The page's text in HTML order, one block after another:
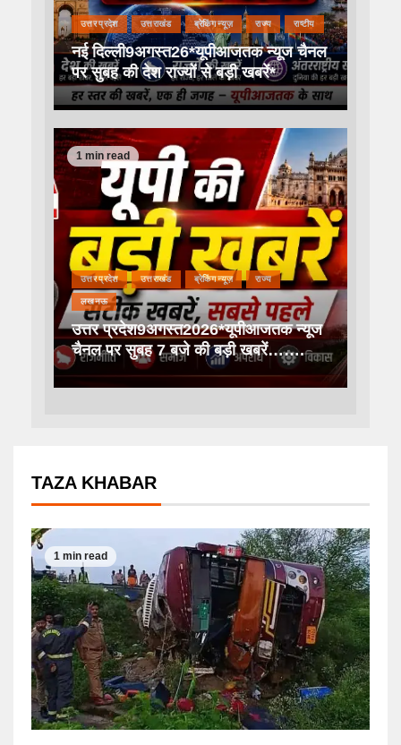
उत्तर प्रदेश उत्तराखंड ब्रेकिंग न्यूज़ राज्य राष्टीय
नई दिल्ली9अगस्त26*यूपीआजतक न्यूज चैनल
पर सुबह की देश राज्यों से बड़ी खबरें*
1 min read
उत्तर प्रदेश उत्तराखंड ब्रेकिंग न्यूज़ राज्य
लखनऊ
उत्तर प्रदेश9अगस्त2026*यूपीआजतक न्यूज
चैनल पर सुबह 7 बजे की बड़ी खबरें…….
TAZA KHABAR
1 min read